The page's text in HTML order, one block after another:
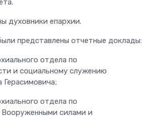
духовники епархии.
представлены отчетные доклады:
отдела по
и социальному служению
Герасимовича;
отдела по
силами и